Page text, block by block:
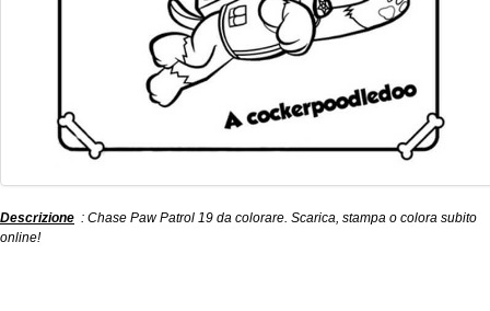
Descrizione : Chase Paw Patrol 19 da colorare. Scarica, stampa o colora subito
online!